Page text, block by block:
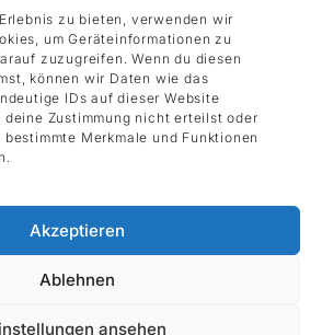
zu bieten, verwenden wir
um Geräteinformationen zu
zuzugreifen. Wenn du diesen
können wir Daten wie das
IDs auf dieser Website
deine Zustimmung nicht erteilst oder
Merkmale und Funktionen
Akzeptieren
Ablehnen
ansehen